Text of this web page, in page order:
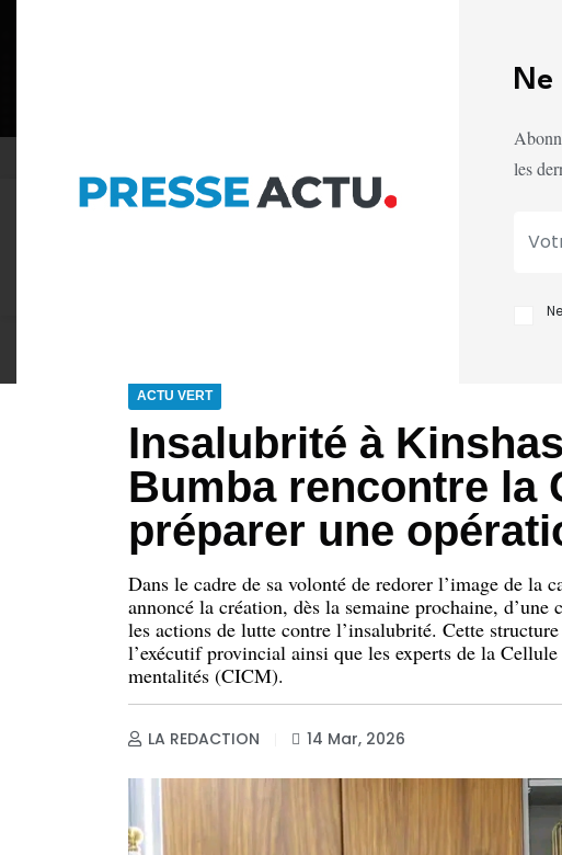
Ne
les
ACTU VERT
Insalubrité à
Bumba rencontre la
préparer une
Dans le cadre de sa volonté de redorer l’image de la
annoncé la création, dès la semaine prochaine,
les actions de lutte contre l’insalubrité. Cette
l’exécutif provincial ainsi que les experts de la
mentalités (CICM).
LA REDACTION 14 Mar, 2026